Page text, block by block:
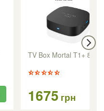
TV Box Mortal T1+ 8/
1675 грн